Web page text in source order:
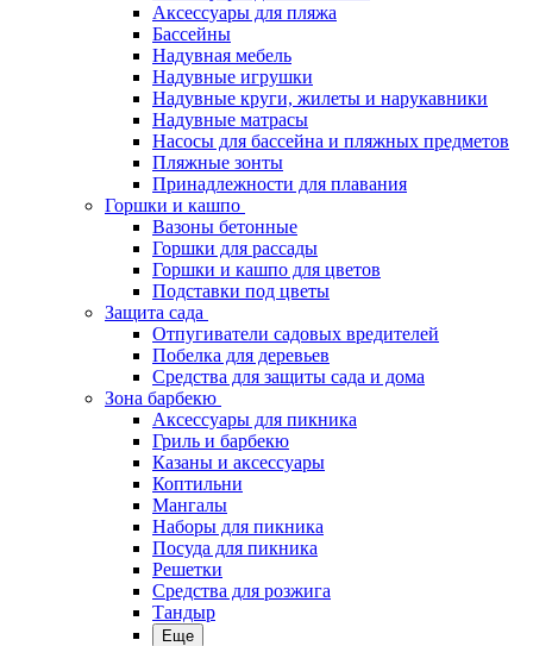
Аксессуары для пляжа
Бассейны
Надувная мебель
Надувные игрушки
Надувные круги, жилеты и нарукавники
Надувные матрасы
Насосы для бассейна и пляжных предметов
Пляжные зонты
Принадлежности для плавания
Горшки и кашпо
Вазоны бетонные
Горшки для рассады
Горшки и кашпо для цветов
Подставки под цветы
Защита сада
Отпугиватели садовых вредителей
Побелка для деревьев
Средства для защиты сада и дома
Зона барбекю
Аксессуары для пикника
Гриль и барбекю
Казаны и аксессуары
Коптильни
Мангалы
Наборы для пикника
Посуда для пикника
Решетки
Средства для розжига
Тандыр
Еще